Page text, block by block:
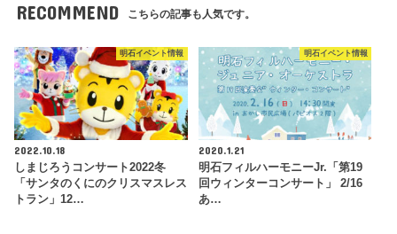
RECOMMEND こちらの記事も人気です。
明石イベント情報
2022.10.18
しまじろうコンサート2022冬
「サンタのくにのクリスマスレス
トラン」12…
明石イベント情報
2020.1.21
明石フィルハーモニーJr.「第19
回ウィンターコンサート」 2/16
あ…